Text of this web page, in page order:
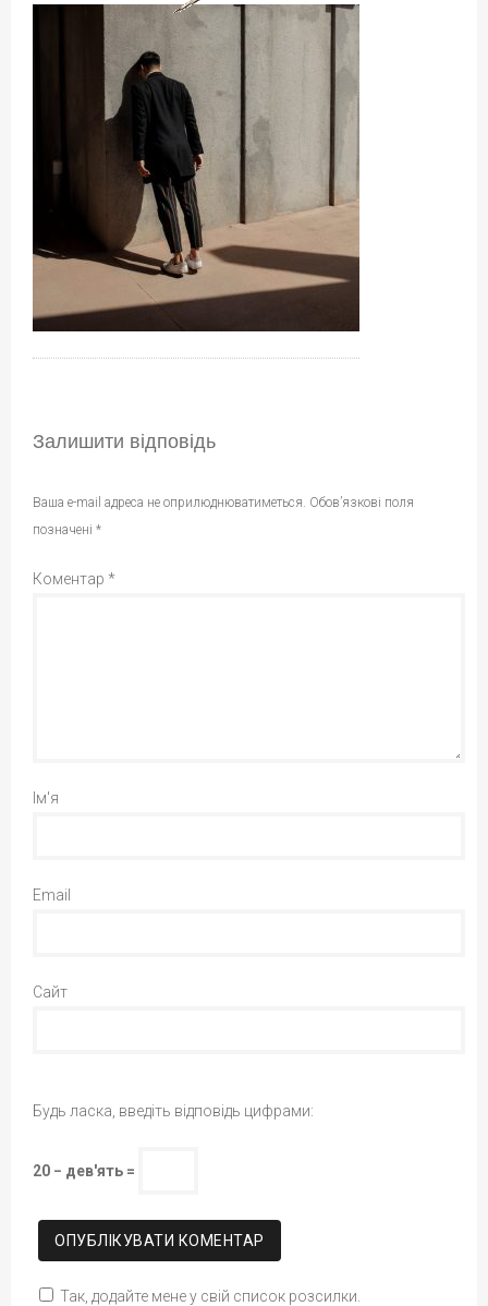
Залишити відповідь
Ваша e-mail адреса не оприлюднюватиметься. Обов’язкові поля
позначені *
Коментар *
Ім'я
Email
Сайт
Будь ласка, введіть відповідь цифрами:
20 − дев'ять =
Так, додайте мене у свій список розсилки.